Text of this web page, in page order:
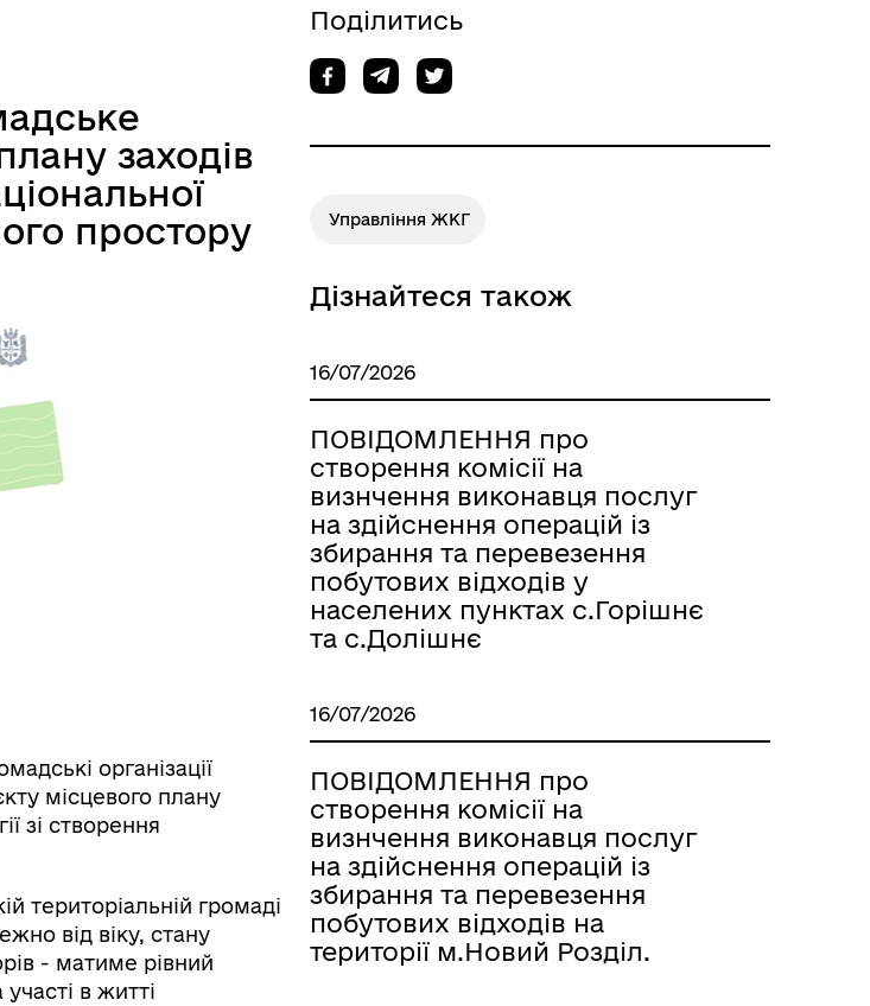
заходів
простору
організації
місцевого плану
зі створення
територіальній громаді
від віку, стану
- матиме рівний
в житті
Поділитись
Управління ЖКГ
Дізнайтеся також
16/07/2026
ПОВІДОМЛЕННЯ про
створення комісії на
визнчення виконавця послуг
на здійснення операцій із
збирання та перевезення
побутових відходів у
населених пунктах с.Горішнє
та с.Долішнє
16/07/2026
ПОВІДОМЛЕННЯ про
створення комісії на
визнчення виконавця послуг
на здійснення операцій із
збирання та перевезення
побутових відходів на
території м.Новий Розділ.